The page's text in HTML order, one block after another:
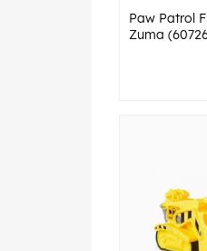
Paw Patrol
Zuma